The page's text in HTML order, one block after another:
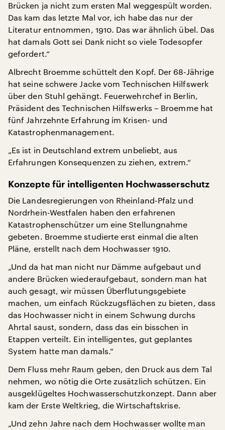
Brücken ja nicht zum ersten Mal weggespült worden.
Das kam das letzte Mal vor, ich habe das nur der
Literatur entnommen, 1910. Das war ähnlich übel. Das
hat damals Gott sei Dank nicht so viele Todesopfer
gefordert.“
Albrecht Broemme schüttelt den Kopf. Der 68-Jährige
hat seine schwere Jacke vom Technischen Hilfswerk
über den Stuhl gehängt. Feuerwehrchef in Berlin,
Präsident des Technischen Hilfswerks – Broemme hat
fünf Jahrzehnte Erfahrung im Krisen- und
Katastrophenmanagement.
„Es ist in Deutschland extrem unbeliebt, aus
Erfahrungen Konsequenzen zu ziehen, extrem.“
Konzepte für intelligenten Hochwasserschutz
Die Landesregierungen von Rheinland-Pfalz und
Nordrhein-Westfalen haben den erfahrenen
Katastrophenschützer um eine Stellungnahme
gebeten. Broemme studierte erst einmal die alten
Pläne, erstellt nach dem Hochwasser 1910.
„Und da hat man nicht nur Dämme aufgebaut und
andere Brücken wiederaufgebaut, sondern man hat
auch gesagt, wir müssen Überflutungsgebiete
machen, um einfach Rückzugsflächen zu bieten, dass
das Hochwasser nicht in einem Schwung durchs
Ahrtal saust, sondern, dass das ein bisschen in
Etappen verteilt. Ein intelligentes, gut geplantes
System hatte man damals.“
Dem Fluss mehr Raum geben, den Druck aus dem Tal
nehmen, wo nötig die Orte zusätzlich schützen. Ein
ausgeklügeltes Hochwasserschutzkonzept. Dann aber
kam der Erste Weltkrieg, die Wirtschaftskrise.
„Und zehn Jahre nach dem Hochwasser wollte man